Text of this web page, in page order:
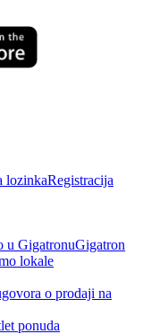
lozinkaRegistracija
u GigatronuGigatron
lokale
o prodaji na
ponuda